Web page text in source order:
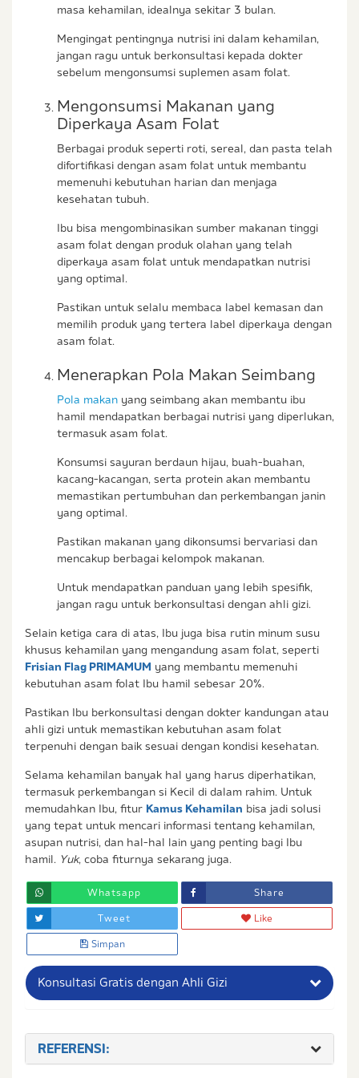
masa kehamilan, idealnya sekitar 3 bulan.
Mengingat pentingnya nutrisi ini dalam kehamilan,
jangan ragu untuk berkonsultasi kepada dokter
sebelum mengonsumsi suplemen asam folat.
Mengonsumsi Makanan yang
Diperkaya Asam Folat
Berbagai produk seperti roti, sereal, dan pasta telah
difortifikasi dengan asam folat untuk membantu
memenuhi kebutuhan harian dan menjaga
kesehatan tubuh.
Ibu bisa mengombinasikan sumber makanan tinggi
asam folat dengan produk olahan yang telah
diperkaya asam folat untuk mendapatkan nutrisi
yang optimal.
Pastikan untuk selalu membaca label kemasan dan
memilih produk yang tertera label diperkaya dengan
asam folat.
Menerapkan Pola Makan Seimbang
Pola makan yang seimbang akan membantu ibu
hamil mendapatkan berbagai nutrisi yang diperlukan,
termasuk asam folat.
Konsumsi sayuran berdaun hijau, buah-buahan,
kacang-kacangan, serta protein akan membantu
memastikan pertumbuhan dan perkembangan janin
yang optimal.
Pastikan makanan yang dikonsumsi bervariasi dan
mencakup berbagai kelompok makanan.
Untuk mendapatkan panduan yang lebih spesifik,
jangan ragu untuk berkonsultasi dengan ahli gizi.
Selain ketiga cara di atas, Ibu juga bisa rutin minum susu
khusus kehamilan yang mengandung asam folat, seperti
Frisian Flag PRIMAMUM yang membantu memenuhi
kebutuhan asam folat Ibu hamil sebesar 20%.
Pastikan Ibu berkonsultasi dengan dokter kandungan atau
ahli gizi untuk memastikan kebutuhan asam folat
terpenuhi dengan baik sesuai dengan kondisi kesehatan.
Selama kehamilan banyak hal yang harus diperhatikan,
termasuk perkembangan si Kecil di dalam rahim. Untuk
memudahkan Ibu, fitur Kamus Kehamilan bisa jadi solusi
yang tepat untuk mencari informasi tentang kehamilan,
asupan nutrisi, dan hal-hal lain yang penting bagi Ibu
hamil. Yuk, coba fiturnya sekarang juga.
Whatsapp Share
Tweet Like
Simpan
Konsultasi Gratis dengan Ahli Gizi
No. Handphone (Whatsapp)
REFERENSI: